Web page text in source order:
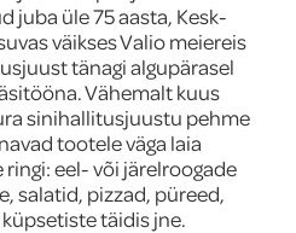
juba üle 75 aasta, Kesk-
väikses Valio meiereis
tänagi algupärasel
Vähemalt kuus
sinihallitusjuustu pehme
tootele väga laia
eel- või järelroogade
salatid, pizzad, püreed,
täidis jne.